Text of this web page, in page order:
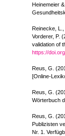
Heinemeier
Reinecke, L.,
Vorderer, P.
validation of
https://
Reus, G.
[Online-
Reus, G.
Wörterbuch
Reus, G.
Publizisten
Nr. 1.